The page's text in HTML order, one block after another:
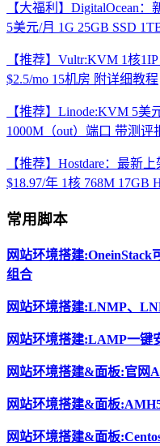
【大福利】DigitalOcean
5美元/月 1G 25GB SSD
【推荐】Vultr:KVM 1核
$2.5/mo 15机房 附详细教程
【推荐】Linode:KVM 5美
1000M（out）端口 带测评
【推荐】Hostdare：最新
$18.97/年 1核 768M 17GB
常用脚本
网站环境搭建
组合
网站环境搭建:LNMP、
网站环境搭建:LAMP一键
网站环境搭建&面板:官网
网站环境搭建&面板
网站环境搭建&面板